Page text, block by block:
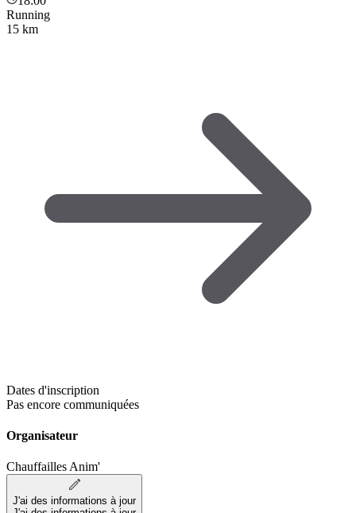
Running
15 km
Dates d'inscription
Pas encore communiquées
Organisateur
Chauffailles Anim'
J'ai des informations à jour